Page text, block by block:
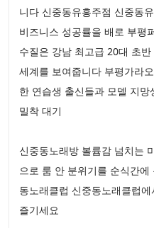
니다 신중동유흥주점 신중동
비즈니스 성공률을 배로 부평
수질은 강남 최고급 20대 초
세계를 보여줍니다 부평가라
한 연습생 출신들과 모델 지
밀착 대기
신중동노래방 볼륨감 넘치는
으로 룸 안 분위기를 순식간
동노래클럽 신중동노래클럽
즐기세요